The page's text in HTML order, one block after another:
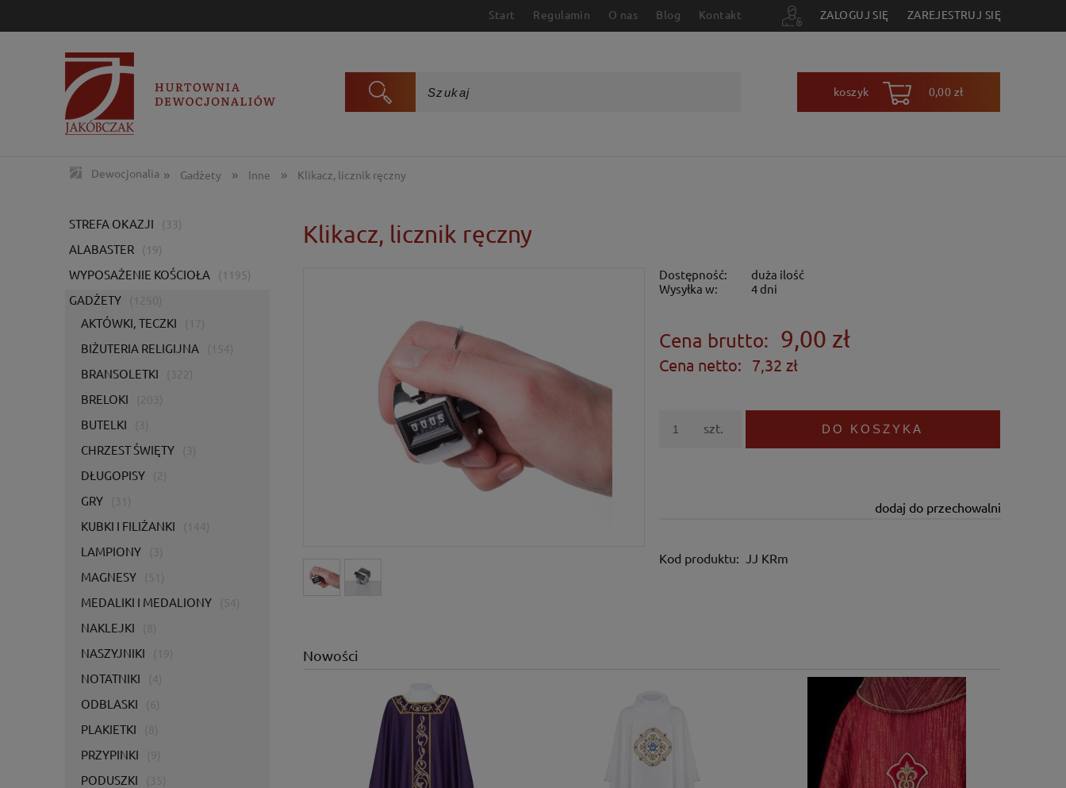
Start Regulamin O nas Blog Kontakt ZALOGUJ SIĘ ZAREJESTRUJ SIĘ
koszyk 0,00 zł
Dewocjonalia » Gadżety » Inne » Klikacz, licznik ręczny
STREFA OKAZJI (33)
ALABASTER (19)
WYPOSAŻENIE KOŚCIOŁA (1195)
GADŻETY
AKTÓWKI, TECZKI
BIŻUTERIA RELIGIJNA
BRANSOLETKI
BRELOKI
BUTELKI
CHRZEST ŚWIĘTY
DŁUGOPISY
GRY
KUBKI I FILIŻANKI
LAMPIONY
MAGNESY
MEDALIKI I MEDALIONY
NAKLEJKI
NASZYJNIKI
NOTATNIKI
ODBLASKI
PLAKIETKI
PRZYPINKI
PODUSZKI
Klikacz, licznik ręczny
Dostępność:
duża ilość
Wysyłka w:
4 dni
Cena brutto: 9,00 zł
Cena netto: 7,32 zł
szt. DO KOSZYKA
dodaj do przechowalni
Kod produktu: JJ KRm
Nowości